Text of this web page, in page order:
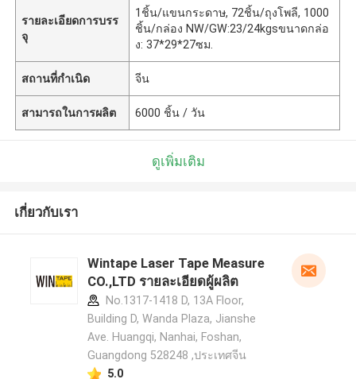
รายละเอียดการบรร
จุ
1ชิ้น/แขนกระดาษ, 72ชิ้น/ถุงโพลี, 1000
ชิ้น/กล่อง NW/GW:23/24kgsขนาดกล่อ
ง: 37*29*27ซม.
สถานที่กำเนิด จีน
สามารถในการผลิต 6000 ชิ้น / วัน
ดูเพิ่มเติม
เกี่ยวกับเรา
Wintape Laser Tape Measure
CO.,LTD รายละเอียดผู้ผลิต
No.1317-1418 D, 13A Floor,
Building D, Wanda Plaza, Jianshe
Ave. Huangqi, Nanhai, Foshan,
Guangdong 528248 ,ประเทศจีน
5.0